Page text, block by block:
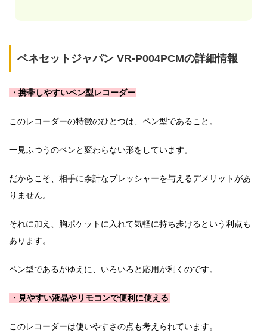
ベネセットジャパン VR-P004PCMの詳細情報
・携帯しやすいペン型レコーダー
このレコーダーの特徴のひとつは、ペン型であること。
一見ふつうのペンと変わらない形をしています。
だからこそ、相手に余計なプレッシャーを与えるデメリットがあ
りません。
それに加え、胸ポケットに入れて気軽に持ち歩けるという利点も
あります。
ペン型であるがゆえに、いろいろと応用が利くのです。
・見やすい液晶やリモコンで便利に使える
このレコーダーは使いやすさの点も考えられています。